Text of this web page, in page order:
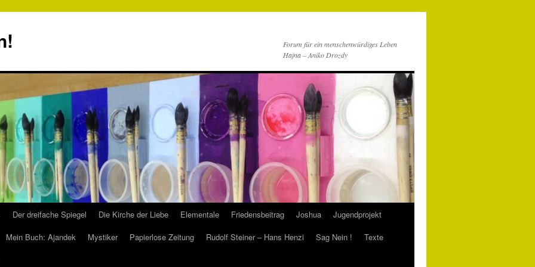
Forum für ein menschenwürdiges Leben
Hajna – Aniko Drozdy
Der dreifache Spiegel Die Kirche der Liebe Elementale Friedensbeitrag Joshua
Jugendprojekt
Mein Buch: Ajandek Mystiker Papierlose Zeitung Rudolf Steiner – Hans Henzi Sag Nein !
Texte